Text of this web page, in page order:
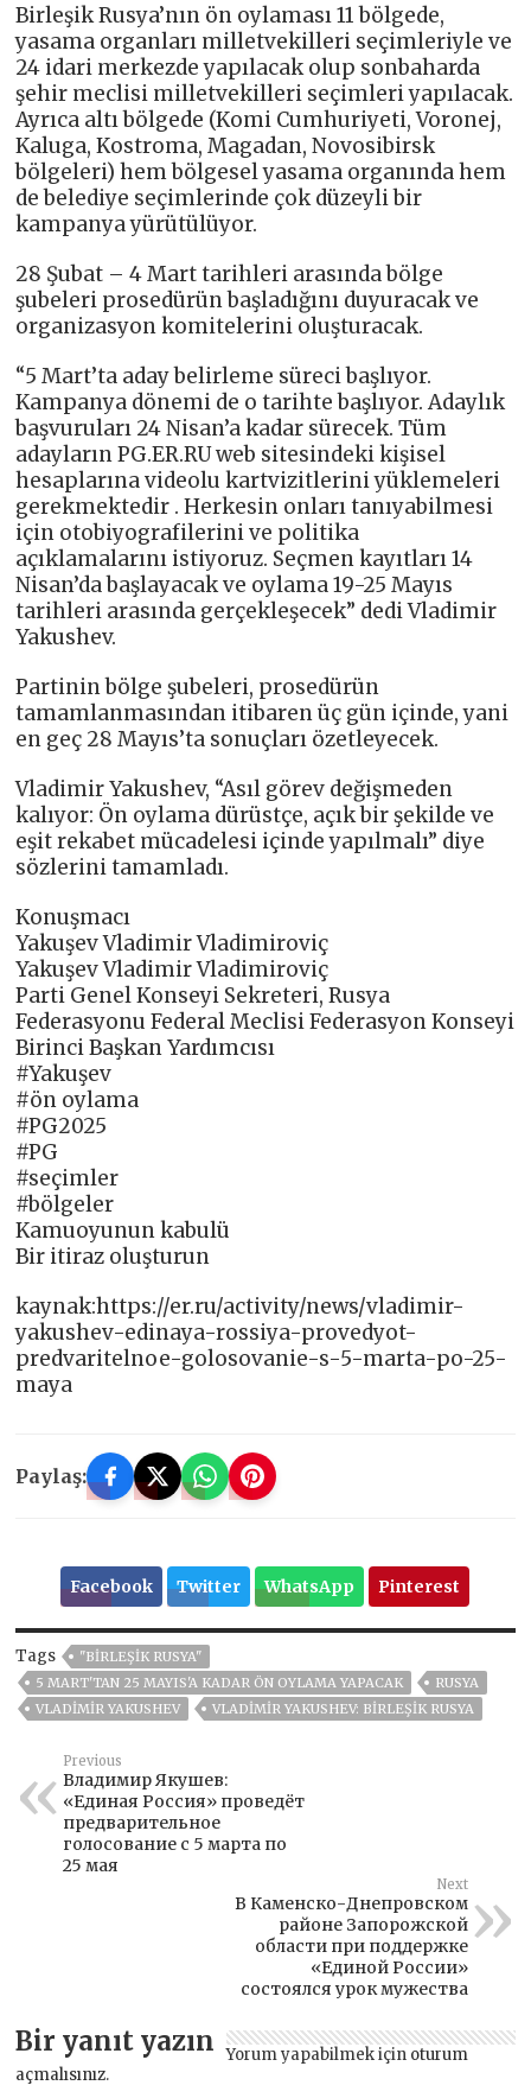
Birleşik Rusya’nın ön oylaması 11 bölgede,
yasama organları milletvekilleri seçimleriyle ve
24 idari merkezde yapılacak olup sonbaharda
şehir meclisi milletvekilleri seçimleri yapılacak.
Ayrıca altı bölgede (Komi Cumhuriyeti, Voronej,
Kaluga, Kostroma, Magadan, Novosibirsk
bölgeleri) hem bölgesel yasama organında hem
de belediye seçimlerinde çok düzeyli bir
kampanya yürütülüyor.
28 Şubat – 4 Mart tarihleri ​​arasında bölge
şubeleri prosedürün başladığını duyuracak ve
organizasyon komitelerini oluşturacak.
“5 Mart’ta aday belirleme süreci başlıyor.
Kampanya dönemi de o tarihte başlıyor. Adaylık
başvuruları 24 Nisan’a kadar sürecek. Tüm
adayların PG.ER.RU web sitesindeki kişisel
hesaplarına videolu kartvizitlerini yüklemeleri
gerekmektedir . Herkesin onları tanıyabilmesi
için otobiyografilerini ve politika
açıklamalarını istiyoruz. Seçmen kayıtları 14
Nisan’da başlayacak ve oylama 19-25 Mayıs
tarihleri ​​arasında gerçekleşecek” dedi Vladimir
Yakushev.
Partinin bölge şubeleri, prosedürün
tamamlanmasından itibaren üç gün içinde, yani
en geç 28 Mayıs’ta sonuçları özetleyecek.
Vladimir Yakushev, “Asıl görev değişmeden
kalıyor: Ön oylama dürüstçe, açık bir şekilde ve
eşit rekabet mücadelesi içinde yapılmalı” diye
sözlerini tamamladı.
Konuşmacı
Yakuşev Vladimir Vladimiroviç
Yakuşev Vladimir Vladimiroviç
Parti Genel Konseyi Sekreteri, Rusya
Federasyonu Federal Meclisi Federasyon Konseyi
Birinci Başkan Yardımcısı
#Yakuşev
#ön oylama
#PG2025
#PG
#seçimler
#bölgeler
Kamuoyunun kabulü
Bir itiraz oluşturun
kaynak:https://er.ru/activity/news/vladimir-
yakushev-edinaya-rossiya-provedyot-
predvaritelnoe-golosovanie-s-5-marta-po-25-
maya
Paylaş:
Facebook Twitter WhatsApp Pinterest
Tags
"BIRLEŞIK RUSYA"
5 MART'TAN 25 MAYIS'A KADAR ÖN OYLAMA YAPACAK
RUSYA
VLADIMIR YAKUSHEV
VLADIMIR YAKUSHEV: BIRLEŞIK RUSYA
Previous
Владимир Якушев:
«Единая Россия» проведёт
предварительное
голосование с 5 марта по
25 мая
Next
В Каменско-Днепровском
районе Запорожской
области при поддержке
«Единой России»
состоялся урок мужества
Bir yanıt yazın Yorum yapabilmek için oturum
açmalısınız.